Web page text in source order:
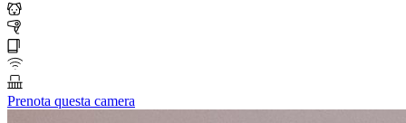
Prenota questa camera